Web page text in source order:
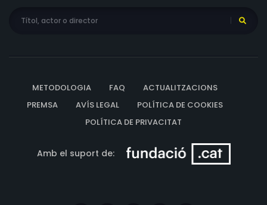
METODOLOGIA FAQ
ACTUALITZACIONS
PREMSA
AVÍS LEGAL
POLÍTICA DE COOKIES
POLÍTICA DE PRIVACITAT
Amb el suport de: